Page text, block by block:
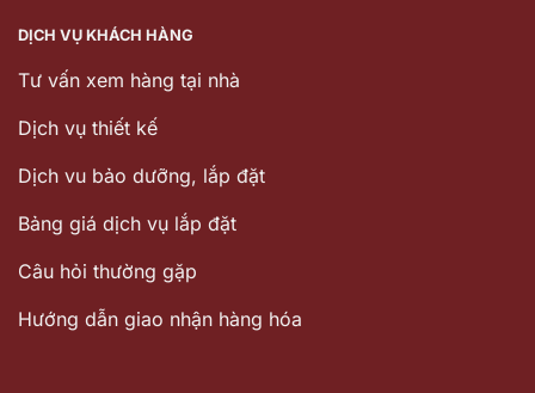
DỊCH VỤ KHÁCH HÀNG
Tư vấn xem hàng tại nhà
Dịch vụ thiết kế
Dịch vu bảo dưỡng, lắp đặt
Bảng giá dịch vụ lắp đặt
Câu hỏi thường gặp
Hướng dẫn giao nhận hàng hóa